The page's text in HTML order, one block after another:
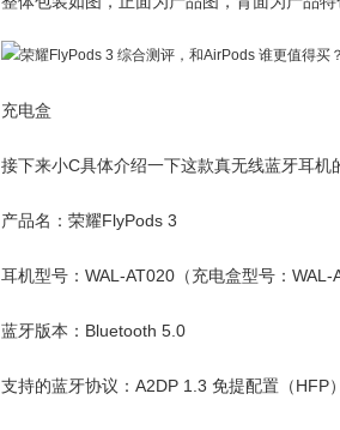
充电盒
接下来小C具体介绍一下这款真无线蓝牙耳机
产品名：荣耀FlyPods 3
耳机型号：WAL-AT020（充电盒型号：WAL-
蓝牙版本：Bluetooth 5.0
支持的蓝牙协议：A2DP 1.3 免提配置（HFP